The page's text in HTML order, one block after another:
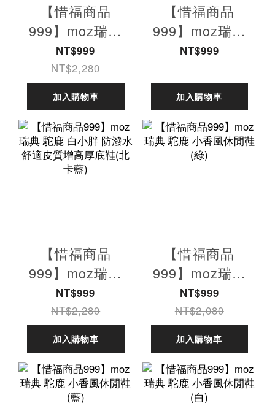
【惜福商品
999】moz瑞典
駝鹿 白小胖 防
潑水 舒適皮質增
高厚底鞋(霧藍)
NT$999
NT$2,280
加入購物車
【惜福商品
999】moz瑞典
駝鹿 白小胖 防
高厚底鞋(酪梨
綠)
NT$999
加入購物車
【惜福商品
999】moz瑞典
駝鹿 白小胖 防
潑水 舒適皮質增
高厚底鞋(北卡
藍)
NT$999
NT$2,280
加入購物車
【惜福商品
999】moz瑞典
駝鹿 小香風休閒
鞋 (綠)
NT$999
NT$2,080
加入購物車